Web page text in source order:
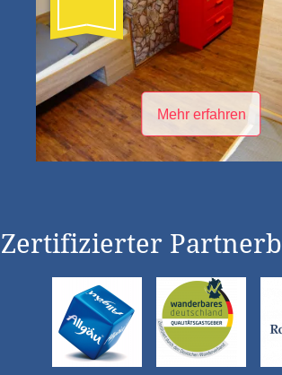
Mehr erfahren
Zertifizierter